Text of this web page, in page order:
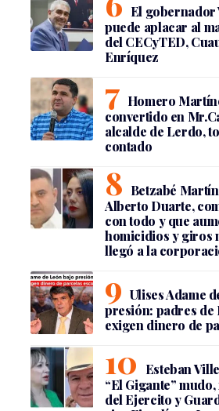
El gobernador
puede aplacar al
del CECyTED,
Enríquez
Homero
convertido en
alcalde de Lerdo,
contado
Betzabé
Alberto Duarte,
con todo y que
homicidios y giros
llegó a la
Ulises Adame
presión: padres de
exigen dinero de
Esteban
“El Gigante”
del Ejercito y